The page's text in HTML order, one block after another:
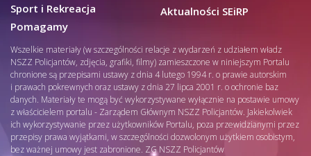
Sport i Rekreacja
Pomagamy
Aktualności SEiRP
Wszelkie materiały (w szczególności relacje z wydarzeń z udziałem władz
NSZZ Policjantów, zdjęcia, grafiki, filmy) zamieszczone w niniejszym Portalu
chronione są przepisami ustawy z dnia 4 lutego 1994 r. o prawie autorskim
i prawach pokrewnych oraz ustawy z dnia 27 lipca 2001 r. o ochronie baz
danych. Materiały te mogą być wykorzystywane wyłącznie na postawie umowy
z właścicielem portalu - Zarządem Głównym NSZZ Policjantów. Jakiekolwiek
ich wykorzystywanie przez użytkowników Portalu, poza przewidzianymi przez
przepisy prawa wyjątkami, w szczególności dozwolonym użytkiem osobistym,
bez ważnej umowy jest zabronione. ZG NSZZ Policjantów